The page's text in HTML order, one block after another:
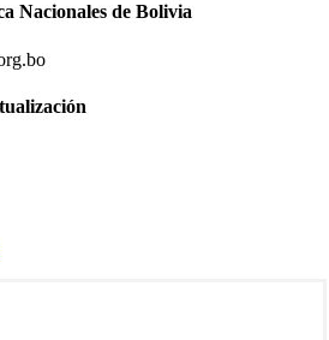
Nacionales de Bolivia